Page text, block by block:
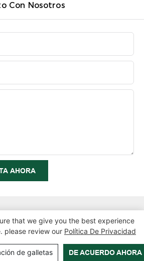
Con Nosotros
AHORA
Air Power Packaging Equipment Co.,
sitio Política de privacidad
that we give you the best experience
please review our Política De Privacidad
de galletas DE ACUERDO AHORA